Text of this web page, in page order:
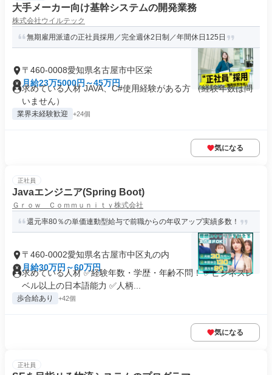
大手メーカー向け基幹システムの開発業務
株式会社ウイルテック
無期雇用派遣の正社員採用／完全週休2日制／年間休日125日
〒460-0008愛知県名古屋市中区栄
月給23万5000円～45万円
求めている人材 JAVA、C#使用経験がある方 （経験年数は問
いません）
業界未経験歓迎 +24個
気になる
正社員
Javaエンジニア(Spring Boot)
Ｇｒｏｗ Ｃｏｍｍｕｎｉｔｙ株式会社
還元率80％の単価連動型給与で前職からの年収アップ実績多数！
〒460-0002愛知県名古屋市中区丸の内
月給30万円～60万円
求めている人材 ✅経験年数・学歴・年齢不問！ ✅ビジネスレ
ベル以上の日本語能力 ✅人柄...
歩合給あり +42個
気になる
正社員